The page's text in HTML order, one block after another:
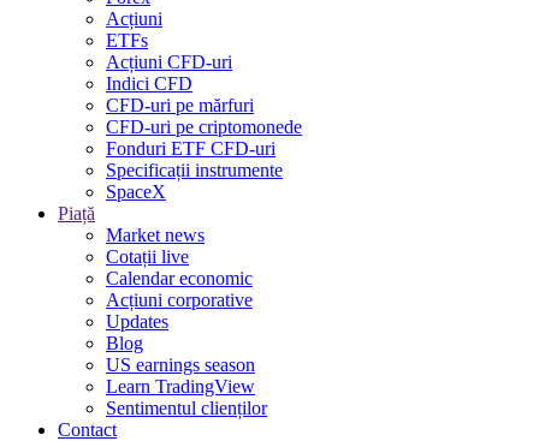
Acțiuni
ETFs
Acțiuni CFD-uri
Indici CFD
CFD-uri pe mărfuri
CFD-uri pe criptomonede
Fonduri ETF CFD-uri
Specificații instrumente
SpaceX
Piață
Market news
Cotații live
Calendar economic
Acțiuni corporative
Updates
Blog
US earnings season
Learn TradingView
Sentimentul clienților
Contact